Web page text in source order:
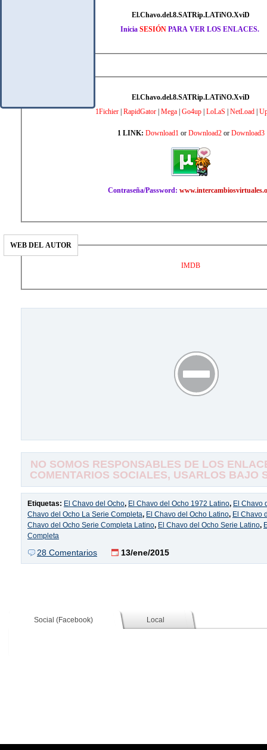
El.Chavo.del.8.SATRip.LATiNO.XviD
Inicia SESIÓN PARA VER LOS ENLACES.
El.Chavo.del.8.SATRip.LATiNO.XviD
1Fichier| RapidGator| Mega| Go4up| LoLaS NetLoad|
1 LINK: Download1or Download2or Download3
Contraseña/Password:
WEB DEL AUTOR
IMDB
NO SOMOS RESPONSABLES DE LOS
COMENTARIOS SOCIALES, USARLOS BAJO
Etiquetas: El Chavo del Ocho, El Chavo del Ocho 1972 Latino, El Chavo
Chavo del Ocho La Serie Completa, El Chavo del Ocho Latino, El Chavo
Chavo del Ocho Serie Completa Latino, El Chavo del Ocho Serie Latino,
Completa
28 Comentarios 13/ene/2015
Social (Facebook) Local